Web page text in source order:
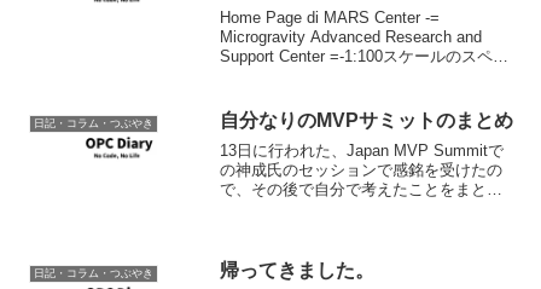
Home Page di MARS Center -=
Microgravity Advanced Research and
Support Center =-1:100スケールのスペー
日記・コラム・つぶやき 自分なりのMVPサミットのまとめ
13日に行われた、Japan MVP Summitで
の神成氏のセッションで感銘を受けたの
で、その後で自分で考えたことをまとめ
か、技術...
日記・コラム・つぶやき 帰ってきました。